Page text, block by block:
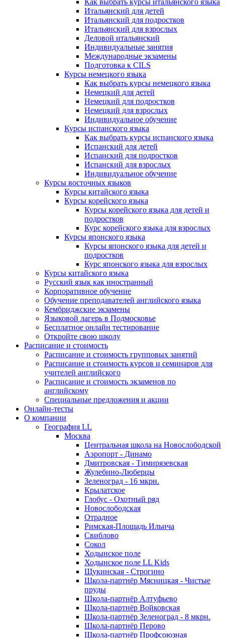
Итальянский для детей
Итальянский для подростков
Итальянский для взрослых
Деловой итальянский
Индивидуальные занятия
Международные экзамены
Подготовка к CILS
Курсы немецкого языка
Как выбрать курсы немецкого языка
Немецкий для детей
Немецкий для подростков
Немецкий для взрослых
Индивидуальное обучение
Курсы испанского языка
Как выбрать курсы испанского языка
Испанский для детей
Испанский для подростков
Испанский для взрослых
Индивидуальное обучение
Курсы восточных языков
Курсы китайского языка
Курсы корейского языка
Курсы корейского языка для детей и
подростков
Курс корейского языка для взрослых
Курсы японского языка
Курсы японского языка для детей и
подростков
Курс японского языка для взрослых
Курсы китайского языка
Русский язык как иностранный
Корпоративное обучение
Обучение преподавателей английского языка
Кембриджские экзамены
Языковой лагерь в Подмосковье
Бесплатное онлайн тестирование
Откройте свою школу
Расписание и стоимость
Расписание и стоимость групповых занятий
Расписание и стоимость курсов и семинаров для
учителей английского
Расписание и стоимость экзаменов по
английскому
Специальные предложения и акции
Онлайн-тесты
О компании
География LL
Москва
Центральная школа на Новослободской
Аэропорт - Динамо
Дмитровская - Тимирязевская
Жулебино-Люберцы
Зеленоград - 16 мкрн.
Крылатское
Глобус - Охотный ряд
Новослободская
Отрадное
Римская-Площадь Ильича
Свиблово
Сокол
Ходынское поле
Ходынское поле LL Kids
Щукинская - Строгино
Школа-партнёр Мясницкая - Чистые
пруды
Школа-партнёр Алтуфьево
Школа-партнёр Войковская
Школа-партнёр Зеленоград - 8 мкрн.
Школа-партнёр Перово
Школа-партнёр Профсоюзная